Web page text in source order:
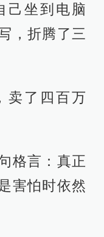
己坐到电脑
，折腾了三
卖了四百万
格言：真正
害怕时依然